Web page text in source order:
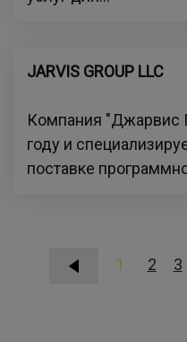
JARVIS GROUP LLC
Компания "Джарвис
году и
поставке
1 2 3